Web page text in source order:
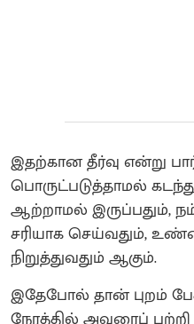
இதற்கான தீர்வு என்று
பொருட்படுத்தாமல்
ஆற்றாமல் இருப்பதும்,
சரியாக செய்வதும்,
நிறுத்துவதும் ஆகும்.
இதேபோல் தான் புறம்